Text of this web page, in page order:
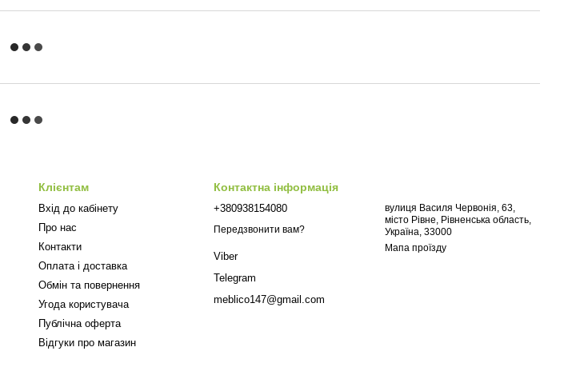
Клієнтам
Вхід до кабінету
Про нас
Контакти
Оплата і доставка
Обмін та повернення
Угода користувача
Публічна оферта
Відгуки про магазин
Контактна інформація
+380938154080
Передзвонити вам?
Viber
Telegram
meblico147@gmail.com
вулиця Василя Червонія, 63,
місто Рівне, Рівненська область,
Україна, 33000
Мапа проїзду